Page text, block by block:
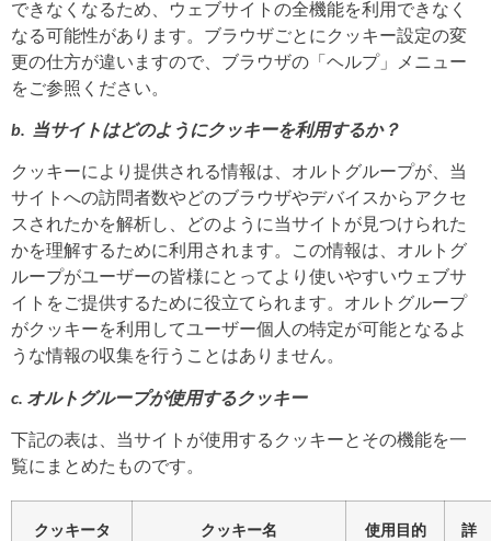
できなくなるため、ウェブサイトの全機能を利用できなく
なる可能性があります。ブラウザごとにクッキー設定の変
更の仕方が違いますので、ブラウザの「ヘルプ」メニュー
をご参照ください。
b. 当サイトはどのようにクッキーを利用するか？
クッキーにより提供される情報は、オルトグループが、当
サイトへの訪問者数やどのブラウザやデバイスからアクセ
スされたかを解析し、どのように当サイトが見つけられた
かを理解するために利用されます。この情報は、オルトグ
ループがユーザーの皆様にとってより使いやすいウェブサ
イトをご提供するために役立てられます。オルトグループ
がクッキーを利用してユーザー個人の特定が可能となるよ
うな情報の収集を行うことはありません。
c. オルトグループが使用するクッキー
下記の表は、当サイトが使用するクッキーとその機能を一
覧にまとめたものです。
クッキータ
クッキー名 使用目的
詳